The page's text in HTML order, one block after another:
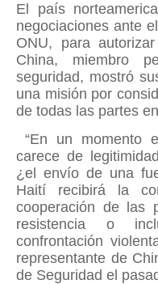
El país
negociaciones ante
ONU, para
China, miembro
seguridad, mostró
una misión por
de todas las partes
“En un momento
carece de
¿el envío de una
Haití recibirá la
cooperación de las
resistencia o
confrontación
representante de
de Seguridad el